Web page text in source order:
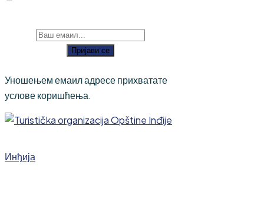
Пријави се
Уношењем емаил адресе прихватате
услове коришћења.
Инђија